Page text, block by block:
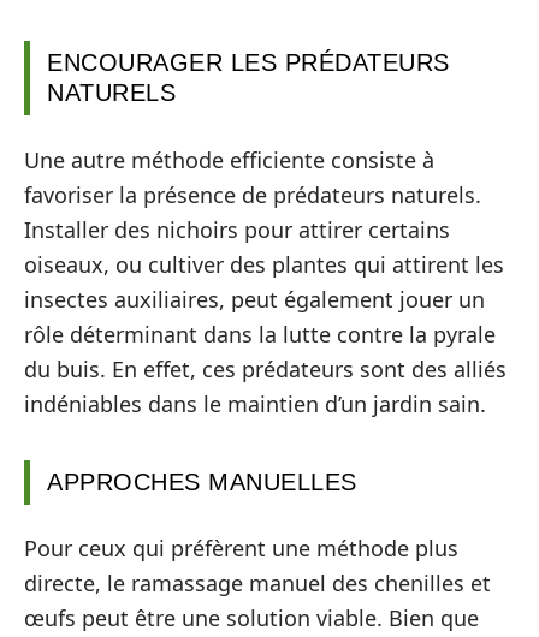
ENCOURAGER LES PRÉDATEURS
NATURELS
Une autre méthode efficiente consiste à
favoriser la présence de prédateurs naturels.
Installer des nichoirs pour attirer certains
oiseaux, ou cultiver des plantes qui attirent les
insectes auxiliaires, peut également jouer un
rôle déterminant dans la lutte contre la pyrale
du buis. En effet, ces prédateurs sont des alliés
indéniables dans le maintien d’un jardin sain.
APPROCHES MANUELLES
Pour ceux qui préfèrent une méthode plus
directe, le ramassage manuel des chenilles et
œufs peut être une solution viable. Bien que